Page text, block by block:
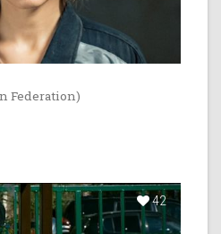
Federation)
42